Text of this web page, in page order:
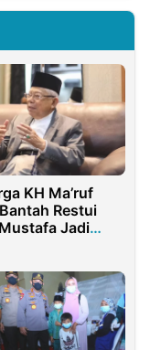
KH Ma’ruf
Restui
Jadi